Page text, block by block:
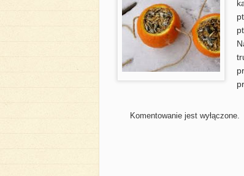
Komentowanie jest wyłączone.